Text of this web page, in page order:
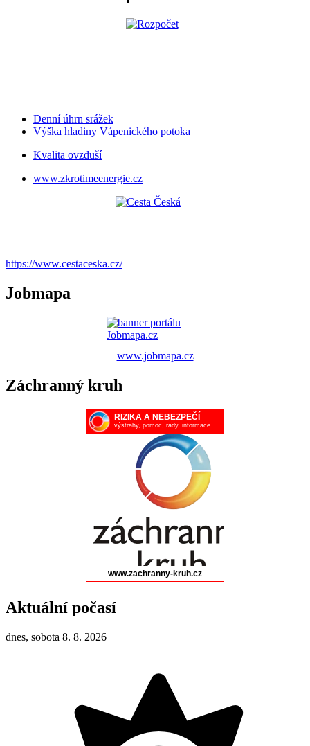
Denní úhrn srážek
Výška hladiny Vápenického potoka
Kvalita ovzduší
www.zkrotimeenergie.cz
https://www.cestaceska.cz/
Jobmapa
www.jobmapa.cz
Záchranný kruh
Aktuální počasí
dnes, sobota 8. 8. 2026